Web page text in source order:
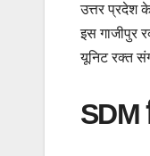
उत्तर प्रदेश
इस गाजीपुर
यूनिट रक्त
SDM